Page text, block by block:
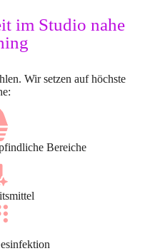
im Studio nahe
Wir setzen auf höchste
Bereiche